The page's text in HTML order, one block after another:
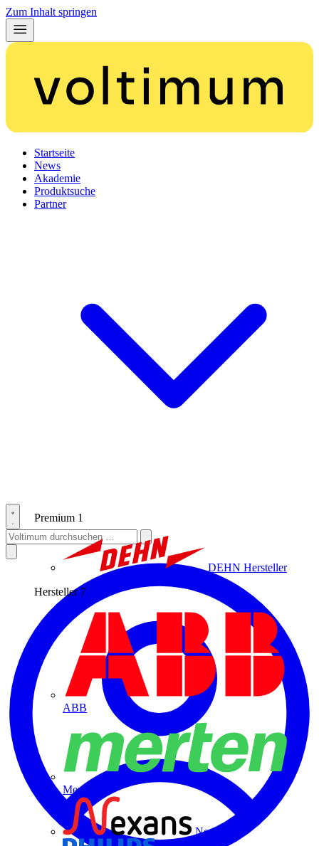
Zum Inhalt springen
Startseite
News
Akademie
Produktsuche
Partner
Premium 1
DEHN Hersteller
Hersteller 7
ABB
Merten
Nexans